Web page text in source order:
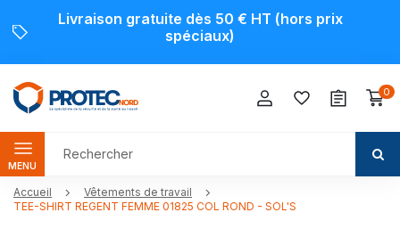
Livraison gratuite dès 50 € HT (hors prix
spéciaux)
0
MENU
Accueil
Vêtements de travail
TEE-SHIRT REGENT FEMME 01825 COL ROND - SOL'S